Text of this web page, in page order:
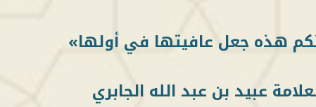
هذه جعل عافيتها في أولها»
عبيد بن عبد الله الجابري